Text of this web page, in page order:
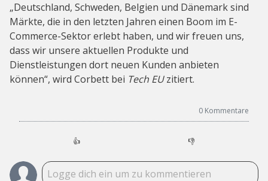
„Deutschland, Schweden, Belgien und Dänemark sind
Märkte, die in den letzten Jahren einen Boom im E-
Commerce-Sektor erlebt haben, und wir freuen uns,
dass wir unsere aktuellen Produkte und
Dienstleistungen dort neuen Kunden anbieten
können“, wird Corbett bei Tech EUzitiert.
0 Kommentare
👍 👎